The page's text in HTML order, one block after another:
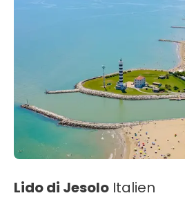
Lido di Jesolo Italien